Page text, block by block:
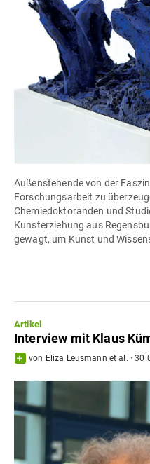
Außenstehende von der
Forschungsarbeit zu
Chemiedoktoranden und
Kunsterziehung aus
gewagt, um Kunst und
Artikel
Interview mit Klaus
von Eliza Leusmann et al. ·